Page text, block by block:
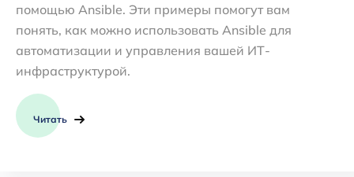
помощью Ansible. Эти примеры помогут вам
понять, как можно использовать Ansible для
автоматизации и управления вашей ИТ-
инфраструктурой.
Читать